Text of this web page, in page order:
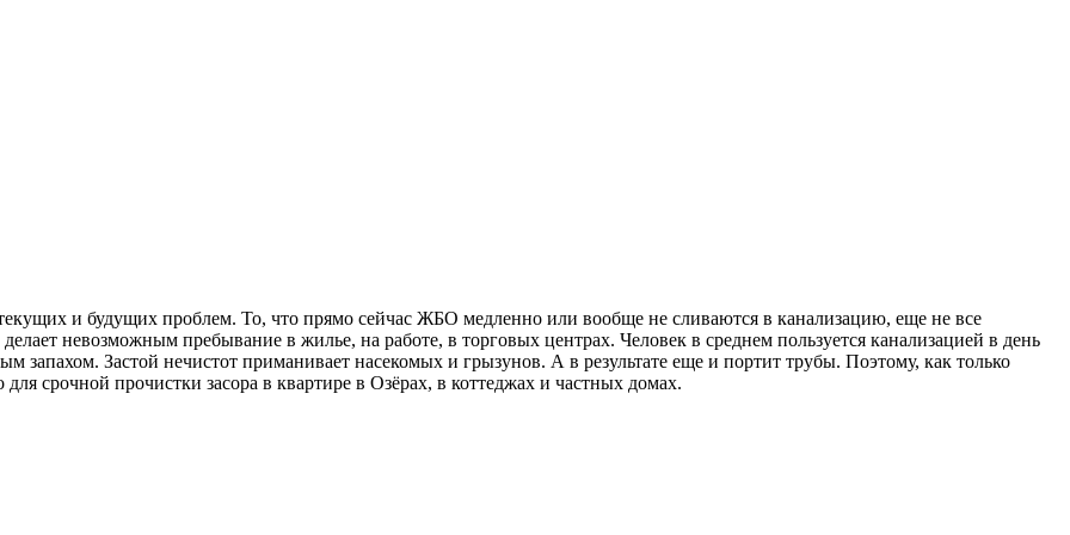
и будущих проблем. То, что прямо сейчас ЖБО медленно или вообще не сливаются в канализацию, еще не все
невозможным пребывание в жилье, на работе, в торговых центрах. Человек в среднем пользуется канализацией в день
запахом. Застой нечистот приманивает насекомых и грызунов. А в результате еще и портит трубы. Поэтому, как только
срочной прочистки засора в квартире в Озёрах, в коттеджах и частных домах.